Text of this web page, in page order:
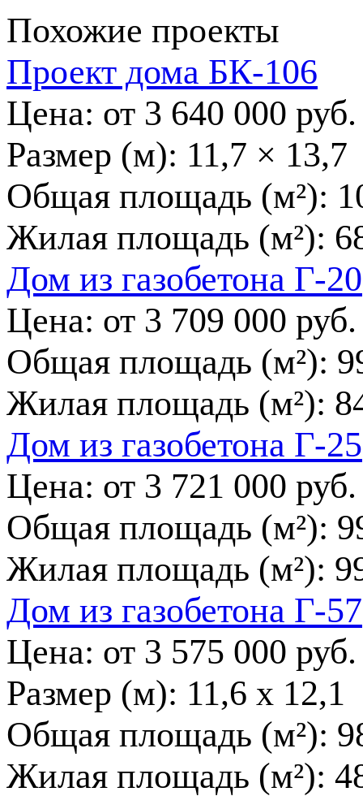
Похожие проекты
Проект дома БК-106
Цена: от 3 640 000 руб.
Размер (м): 11,7 × 13,7
Общая площадь (м²):
Жилая площадь (м²):
Дом из газобетона Г-20
Цена: от 3 709 000 руб.
Общая площадь (м²):
Жилая площадь (м²):
Дом из газобетона Г-25
Цена: от 3 721 000 руб.
Общая площадь (м²):
Жилая площадь (м²):
Дом из газобетона Г-57
Цена: от 3 575 000 руб.
Размер (м): 11,6 x 12,1
Общая площадь (м²):
Жилая площадь (м²):